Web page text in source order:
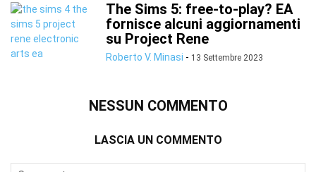
The Sims 5: free-to-play? EA
fornisce alcuni aggiornamenti
su Project Rene
Roberto V. Minasi - 13 Settembre 2023
NESSUN COMMENTO
LASCIA UN COMMENTO